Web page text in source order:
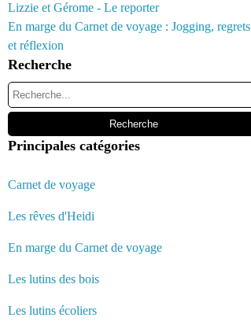
Lizzie et Gérome - Le reporter
En marge du Carnet de voyage : Jogging, regrets
et réflexion
Recherche
Principales catégories
Carnet de voyage
Les rêves d'Heidi
En marge du Carnet de voyage
Les lutins des bois
Les lutins écoliers